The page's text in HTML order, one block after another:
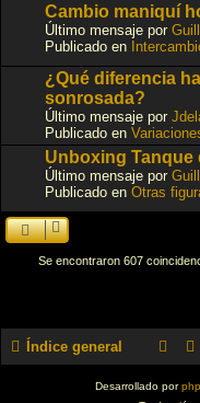
Cambio maniquí
Último mensaje por
Publicado en
¿Qué diferencia
sonrosada?
Último mensaje por
Publicado en
Unboxing Tanque
Último mensaje por
Publicado en Otras
Se encontraron 607
Índice general
Desarrollado por